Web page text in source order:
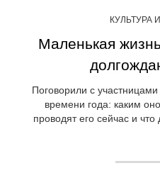
КУЛЬТУРА
Маленькая
Поговорили с
времени года: каким
проводят его сейчас и что